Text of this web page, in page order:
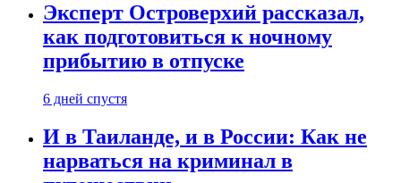
Эксперт Островерхий рассказал,
как подготовиться к ночному
прибытию в отпуске
6 дней спустя
И в Таиланде, и в России: Как не
нарваться на криминал в